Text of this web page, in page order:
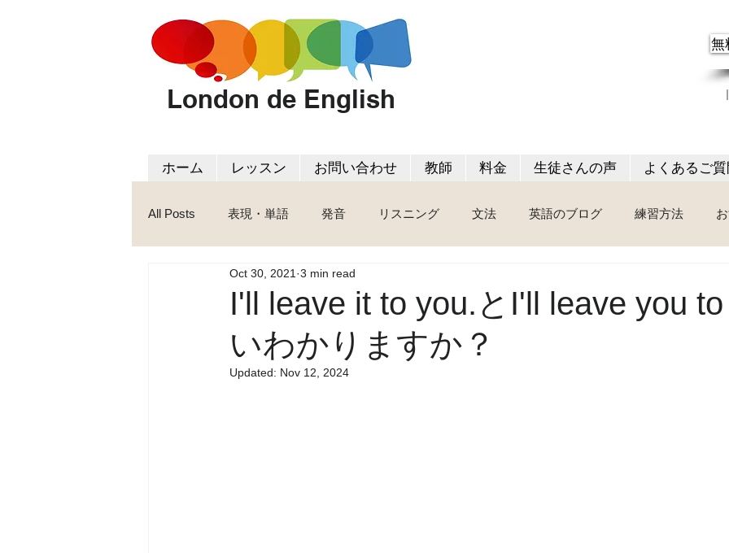
London de English
無
ホーム レッスン お問い合わせ 教師 料金 生徒さんの声 よくあるご質
All Posts 表現・単語 発音 リスニング 文法 英語のブログ 練習方法
I'll leave it to you.とI'll leave you
いわかりますか？
Oct 30, 2021 3 min read
Updated: Nov 12, 2024